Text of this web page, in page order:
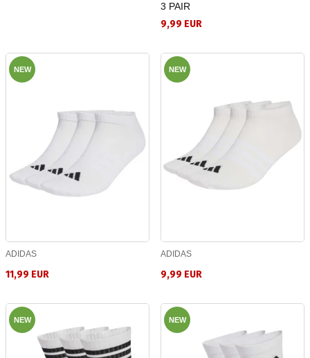
3 PAIR
9,99 EUR
NEW
ADIDAS
11,99 EUR
NEW
ADIDAS
9,99 EUR
NEW NEW